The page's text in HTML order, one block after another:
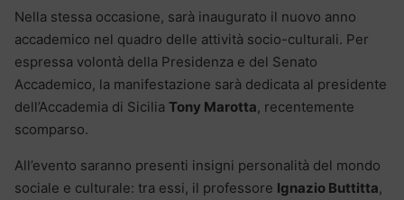
Nella stessa occasione, sarà inaugurato il nuovo anno
accademico nel quadro delle attività socio-culturali. Per
espressa volontà della Presidenza e del Senato
Accademico, la manifestazione sarà dedicata al presidente
dell’Accademia di Sicilia Tony Marotta, recentemente
scomparso.
All’evento saranno presenti insigni personalità del mondo
sociale e culturale: tra essi, il professore Ignazio Buttitta,